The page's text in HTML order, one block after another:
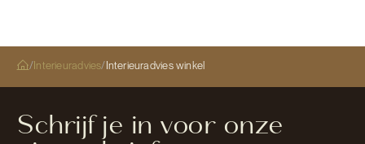
/ Interieuradvies/ Interieuradvies winkel
Schrijf je in voor onze